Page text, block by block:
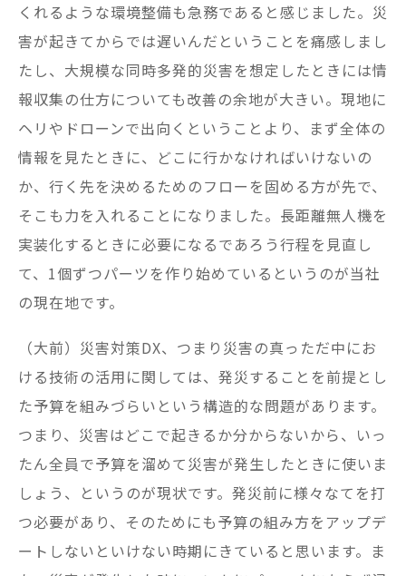
くれるような環境整備も急務であると感じました。災
害が起きてからでは遅いんだということを痛感しまし
たし、大規模な同時多発的災害を想定したときには情
報収集の仕方についても改善の余地が大きい。現地に
ヘリやドローンで出向くということより、まず全体の
情報を見たときに、どこに行かなければいけないの
か、行く先を決めるためのフローを固める方が先で、
そこも力を入れることになりました。長距離無人機を
実装化するときに必要になるであろう行程を見直し
て、1個ずつパーツを作り始めているというのが当社
の現在地です。
（大前）災害対策DX、つまり災害の真っただ中にお
ける技術の活用に関しては、発災することを前提とし
た予算を組みづらいという構造的な問題があります。
つまり、災害はどこで起きるか分からないから、いっ
たん全員で予算を溜めて災害が発生したときに使いま
しょう、というのが現状です。発災前に様々なてを打
つ必要があり、そのためにも予算の組み方をアップデ
ートしないといけない時期にきていると思います。ま